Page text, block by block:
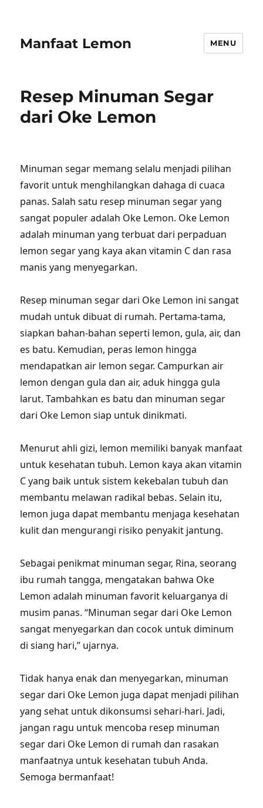
Manfaat Lemon MENU
Resep Minuman Segar
dari Oke Lemon
Minuman segar memang selalu menjadi pilihan
favorit untuk menghilangkan dahaga di cuaca
panas. Salah satu resep minuman segar yang
sangat populer adalah Oke Lemon. Oke Lemon
adalah minuman yang terbuat dari perpaduan
lemon segar yang kaya akan vitamin C dan rasa
manis yang menyegarkan.
Resep minuman segar dari Oke Lemon ini sangat
mudah untuk dibuat di rumah. Pertama-tama,
siapkan bahan-bahan seperti lemon, gula, air, dan
es batu. Kemudian, peras lemon hingga
mendapatkan air lemon segar. Campurkan air
lemon dengan gula dan air, aduk hingga gula
larut. Tambahkan es batu dan minuman segar
dari Oke Lemon siap untuk dinikmati.
Menurut ahli gizi, lemon memiliki banyak manfaat
untuk kesehatan tubuh. Lemon kaya akan vitamin
C yang baik untuk sistem kekebalan tubuh dan
membantu melawan radikal bebas. Selain itu,
lemon juga dapat membantu menjaga kesehatan
kulit dan mengurangi risiko penyakit jantung.
Sebagai penikmat minuman segar, Rina, seorang
ibu rumah tangga, mengatakan bahwa Oke
Lemon adalah minuman favorit keluarganya di
musim panas. “Minuman segar dari Oke Lemon
sangat menyegarkan dan cocok untuk diminum
di siang hari,” ujarnya.
Tidak hanya enak dan menyegarkan, minuman
segar dari Oke Lemon juga dapat menjadi pilihan
yang sehat untuk dikonsumsi sehari-hari. Jadi,
jangan ragu untuk mencoba resep minuman
segar dari Oke Lemon di rumah dan rasakan
manfaatnya untuk kesehatan tubuh Anda.
Semoga bermanfaat!